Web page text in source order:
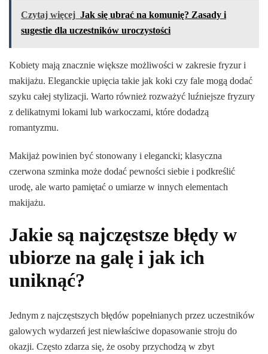
Czytaj więcej Jak się ubrać na komunię? Zasady i
sugestie dla uczestników uroczystości
Kobiety mają znacznie większe możliwości w zakresie fryzur i
makijażu. Eleganckie upięcia takie jak koki czy fale mogą dodać
szyku całej stylizacji. Warto również rozważyć luźniejsze fryzury
z delikatnymi lokami lub warkoczami, które dodadzą
romantyzmu.
Makijaż powinien być stonowany i elegancki; klasyczna
czerwona szminka może dodać pewności siebie i podkreślić
urodę, ale warto pamiętać o umiarze w innych elementach
makijażu.
Jakie są najczęstsze błędy w
ubiorze na galę i jak ich
uniknąć?
Jednym z najczęstszych błędów popełnianych przez uczestników
galowych wydarzeń jest niewłaściwe dopasowanie stroju do
okazji. Często zdarza się, że osoby przychodzą w zbyt